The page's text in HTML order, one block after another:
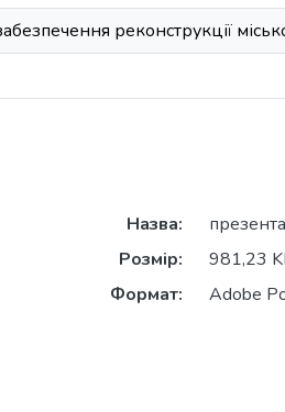
реконструкції
Назва:
Розмір:
981,23
Формат:
Adobe